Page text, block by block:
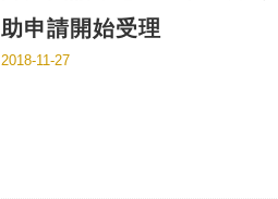
助申請開始受理
2018-11-27